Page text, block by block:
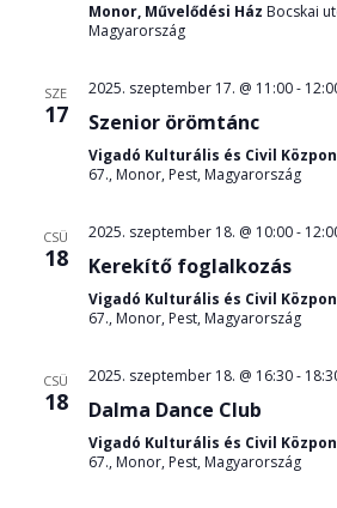
Monor, Művelődési Ház Bocskai
Magyarország
SZE
17
2025. szeptember 17. @ 11:00-
Szenior örömtánc
Vigadó Kulturális és Civil
67., Monor, Pest, Magyarország
CSÜ
18
2025. szeptember 18. @ 10:00-
Kerekítő foglalkozás
Vigadó Kulturális és Civil
67., Monor, Pest, Magyarország
CSÜ
18
2025. szeptember 18. @ 16:30-
Dalma Dance Club
Vigadó Kulturális és Civil
67., Monor, Pest, Magyarország